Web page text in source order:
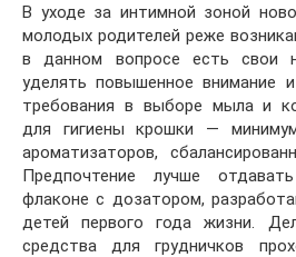
В уходе за интимной зоной
молодых родителей реже
в данном вопросе есть свои
уделять повышенное внимание
требования в выборе мыла и
для гигиены крошки — минимум
ароматизаторов,
Предпочтение лучше
флаконе с дозатором,
детей первого года жизни.
средства для грудничков